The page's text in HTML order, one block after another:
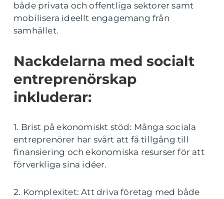
både privata och offentliga sektorer samt
mobilisera ideellt engagemang från
samhället.
Nackdelarna med socialt
entreprenörskap
inkluderar:
1. Brist på ekonomiskt stöd: Många sociala
entreprenörer har svårt att få tillgång till
finansiering och ekonomiska resurser för att
förverkliga sina idéer.
2. Komplexitet: Att driva företag med både